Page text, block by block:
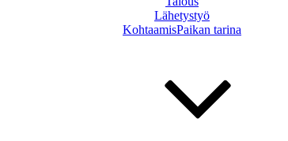
Lähetystyö
KohtaamisPaikan tarina